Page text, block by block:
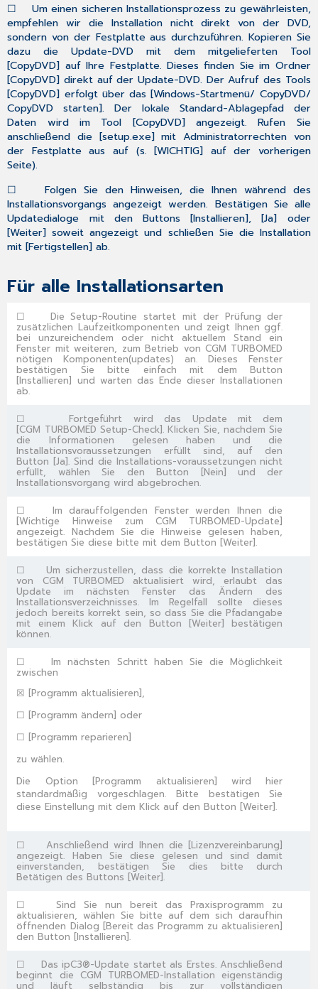
☐ Um einen sicheren Installationsprozess zu gewährleisten,
empfehlen wir die Installation nichtdirekt von der DVD,
sondern von der Festplatte aus durchzuführen. Kopieren Sie
dazu die Update-DVD mit dem mitgelieferten Tool
[CopyDVD] auf Ihre Festplatte. Dieses finden Sie im Ordner
[CopyDVD] direkt auf der Update-DVD. Der Aufruf des Tools
[CopyDVD] erfolgt über das [Windows-Startmenü/ CopyDVD/
CopyDVD starten]. Der lokale Standard-Ablagepfad der
Daten wird im Tool [CopyDVD] angezeigt. Rufen Sie
anschließend die [setup.exe] mit Administratorrechten von
der Festplatte aus auf (s. [WICHTIG] auf der vorherigen
Seite).
☐ Folgen Sie den Hinweisen, die Ihnen während des
Installationsvorgangs angezeigt werden. Bestätigen Sie alle
Updatedialoge mit den Buttons [Installieren], [Ja] oder
[Weiter] soweit angezeigt und schließen Sie die Installation
mit [Fertigstellen] ab.
Für alle Installationsarten
☐ Die Setup-Routine startet mit der Prüfung der
zusätzlichen Laufzeitkomponenten und zeigt Ihnen ggf.
bei unzureichendem odernicht aktuellem Stand ein
Fenster mit weiteren, zum Betrieb von CGM TURBOMED
nötigen Komponenten(updates) an. Dieses Fenster
bestätigen Sie bitte einfach mit dem Button
[Installieren] und warten das Ende dieser Installationen
ab.
☐ Fortgeführt wird das Update mit dem
[CGM TURBOMED Setup-Check]. Klicken Sie, nachdem Sie
die Informationen gelesen haben und die
Installationsvoraussetzungen erfüllt sind, auf den
Button [Ja]. Sind die Installations-voraussetzungennicht
erfüllt, wählen Sie den Button [Nein] und der
Installationsvorgang wird abgebrochen.
☐ Im darauffolgenden Fenster werden Ihnen die
[Wichtige Hinweise zum CGM TURBOMED-Update]
angezeigt. Nachdem Sie die Hinweise gelesen haben,
bestätigen Sie diese bitte mit dem Button [Weiter].
☐ Um sicherzustellen, dass die korrekte Installation
von CGM TURBOMED aktualisiert wird, erlaubt das
Update im nächsten Fenster das Ändern des
Installationsverzeichnisses. Im Regelfall sollte dieses
jedoch bereits korrekt sein, so dass Sie die Pfadangabe
mit einem Klick auf den Button [Weiter] bestätigen
können.
☐ Im nächsten Schritt haben Sie die Möglichkeit
zwischen
☒ [Programm aktualisieren],
☐ [Programm ändern] oder
☐ [Programm reparieren]
zu wählen.
Die Option [Programm aktualisieren] wird hier
standardmäßig vorgeschlagen. Bitte bestätigen Sie
diese Einstellung mit dem Klick auf den Button [Weiter].
☐ Anschließend wird Ihnen die [Lizenzvereinbarung]
angezeigt. Haben Sie diese gelesen und sind damit
einverstanden, bestätigen Sie dies bitte durch
Betätigen des Buttons [Weiter].
☐ Sind Sie nun bereit das Praxisprogramm zu
aktualisieren, wählen Sie bitte auf dem sich daraufhin
öffnenden Dialog [Bereit das Programm zu aktualisieren]
den Button [Installieren].
☐ DasipC3®-Update startet als Erstes. Anschließend
beginnt die CGM TURBOMED-Installation eigenständig
und läuft selbständig bis zur vollständigen